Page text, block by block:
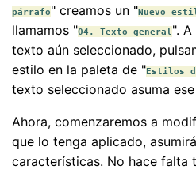
párrafo" creamos un "Nuevo
llamamos "04. Texto general".
texto aún seleccionado,
estilo en la paleta de "Estilos
texto seleccionado asuma
Ahora, comenzaremos a
que lo tenga aplicado,
características. No hace falta